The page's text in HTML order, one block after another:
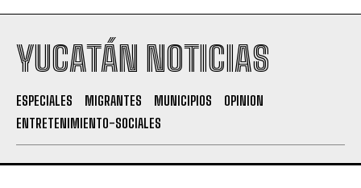
YUCATÁN NOTICIAS
ESPECIALES MIGRANTES MUNICIPIOS
OPINION
ENTRETENIMIENTO-SOCIALES